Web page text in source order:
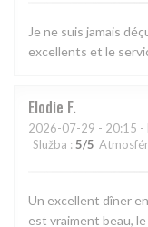
Je ne suis jamais
excellents et le
Elodie F
2026-07-29 - 20:15 -
Služba : 5/5
Un excellent dîner
est vraiment beau,